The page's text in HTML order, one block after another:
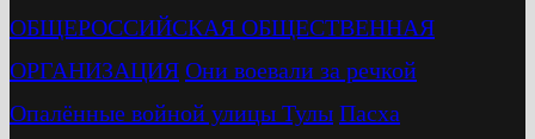
ОБЩЕРОССИЙСКАЯ ОБЩЕСТВЕННАЯ
ОРГАНИЗАЦИЯ Они воевали за речкой
Опалённые войной улицы Тулы Пасха